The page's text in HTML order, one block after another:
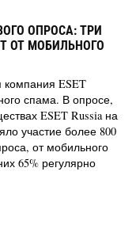
ОПРОСА: ТРИ
ОТ МОБИЛЬНОГО
ESET
спама. В опросе,
ESET Russia на
участие более 800
от мобильного
65% регулярно